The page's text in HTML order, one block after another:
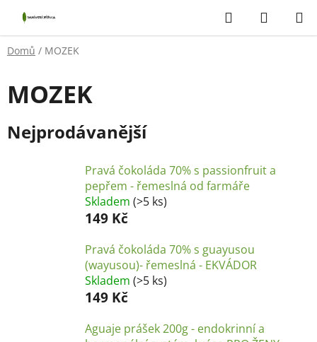
obsah
Hledat
KOŠÍK
Domů / MOZEK
MOZEK
Nejprodávanější
Pravá čokoláda 70% s passionfruit a
pepřem - řemeslná od farmáře
Skladem (>5 ks)
149 Kč
Pravá čokoláda 70% s guayusou
(wayusou)- řemeslná - EKVÁDOR
Skladem (>5 ks)
149 Kč
Aguaje prášek 200g - endokrinní a